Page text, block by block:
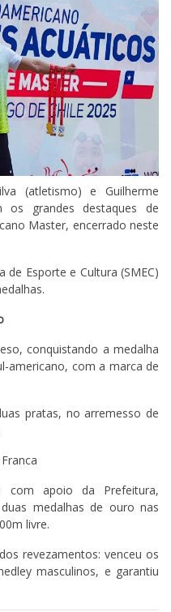
(atletismo) e Guilherme
os grandes destaques de
Master, encerrado neste
Esporte e Cultura (SMEC)
conquistando a medalha
americano, com a marca de
pratas, no arremesso de
com apoio da Prefeitura,
medalhas de ouro nas
livre.
revezamentos: venceu os
masculinos, e garantiu